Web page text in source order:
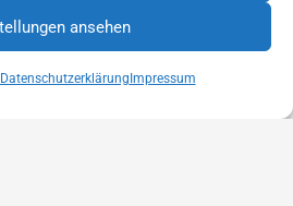
ansehen
Datenschutzerklärung Impressum
Ideenpreis
Benutzerfreundlichkeit
Durch die weitere Nutzung
zu. Weitere
in unserer